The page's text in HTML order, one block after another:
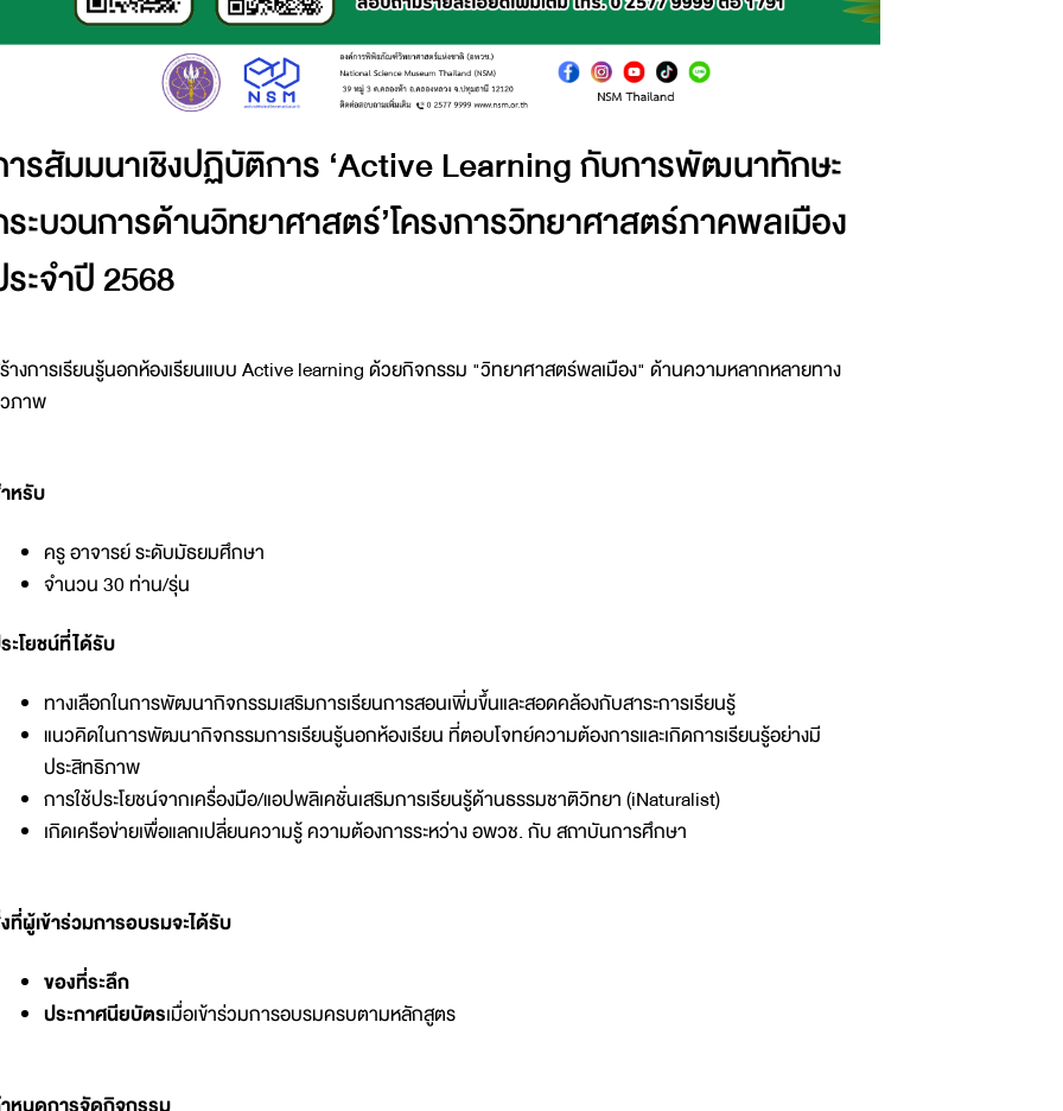
รสัมมนาเชิงปฏิบัติการ ‘Active Learning กับการพัฒนาทักษะ
ะบวนการด้านวิทยาศาสตร์’โครงการวิทยาศาสตร์ภาคพลเมือง
ะจำปี 2568
างการเรียนรู้นอกห้องเรียนแบบ Active learning ด้วยกิจกรรม "วิทยาศาสตร์พลเมือง" ด้านความหลากหลายทาง
ภาพ
หรับ
ครู อาจารย์ ระดับมัธยมศึกษา
จำนวน 30 ท่าน/รุ่น
ะโยชน์ที่ได้รับ
ทางเลือกในการพัฒนากิจกรรมเสริมการเรียนการสอนเพิ่มขึ้นและสอดคล้องกับสาระการเรียนรู้
แนวคิดในการพัฒนากิจกรรมการเรียนรู้นอกห้องเรียน ที่ตอบโจทย์ความต้องการและเกิดการเรียนรู้อย่างมี
ประสิทธิภาพ
การใช้ประโยชน์จากเครื่องมือ/แอปพลิเคชั่นเสริมการเรียนรู้ด้านธรรมชาติวิทยา (iNaturalist)
เกิดเครือข่ายเพื่อแลกเปลี่ยนความรู้ ความต้องการระหว่าง อพวช. กับ สถาบันการศึกษา
ที่ผู้เข้าร่วมการอบรมจะได้รับ
ของที่ระลึก
ประกาศนียบัตรเมื่อเข้าร่วมการอบรมครบตามหลักสูตร